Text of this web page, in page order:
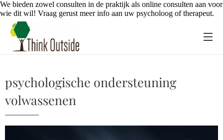
We bieden zowel consulten in de praktijk als online consulten aan voor
wie dit wil! Vraag gerust meer info aan uw psycholoog of therapeut.
psychologische ondersteuning
volwassenen